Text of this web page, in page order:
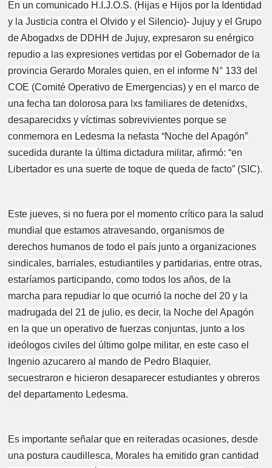
En un comunicado H.I.J.O.S. (Hijas e Hijos por la Identidad
y la Justicia contra el Olvido y el Silencio)- Jujuy y el Grupo
de Abogadxs de DDHH de Jujuy, expresaron su enérgico
repudio a las expresiones vertidas por el Gobernador de la
provincia Gerardo Morales quien, en el informe N° 133 del
COE (Comité Operativo de Emergencias) y en el marco de
una fecha tan dolorosa para lxs familiares de detenidxs,
desaparecidxs y víctimas sobrevivientes porque se
conmemora en Ledesma la nefasta “Noche del Apagón”
sucedida durante la última dictadura militar, afirmó: “en
Libertador es una suerte de toque de queda de facto” (SIC).
Este jueves, si no fuera por el momento crítico para la salud
mundial que estamos atravesando, organismos de
derechos humanos de todo el país junto a organizaciones
sindicales, barriales, estudiantiles y partidarias, entre otras,
estaríamos participando, como todos los años, de la
marcha para repudiar lo que ocurrió la noche del 20 y la
madrugada del 21 de julio, es decir, la Noche del Apagón
en la que un operativo de fuerzas conjuntas, junto a los
ideólogos civiles del último golpe militar, en este caso el
Ingenio azucarero al mando de Pedro Blaquier,
secuestraron e hicieron desaparecer estudiantes y obreros
del departamento Ledesma.
Es importante señalar que en reiteradas ocasiones, desde
una postura caudillesca, Morales ha emitido gran cantidad